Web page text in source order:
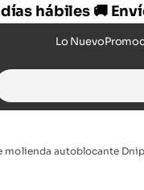
días hábiles 🚚
Lo Nuevo
molienda autoblocante